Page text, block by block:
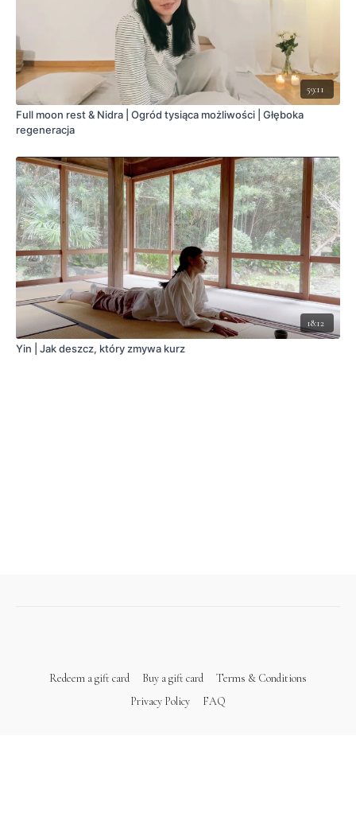
59:11
Full moon rest & Nidra | Ogród tysiąca możliwości | Głęboka
regeneracja
18:12
Yin | Jak deszcz, który zmywa kurz
Redeem a gift card Buy a gift card
Terms & Conditions
Privacy Policy
FAQ